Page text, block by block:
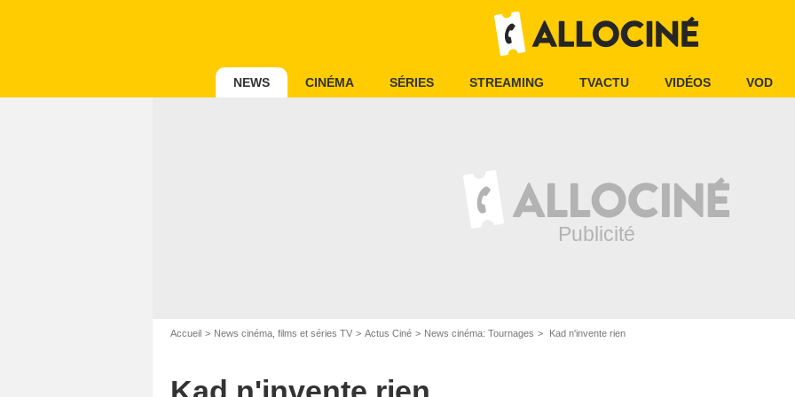
NEWS CINÉMA SÉRIES STREAMING TVACTU VIDÉOS VOD
Accueil News cinéma, films et séries TV Actus Ciné News cinéma: Tournages Kad n'invente rien